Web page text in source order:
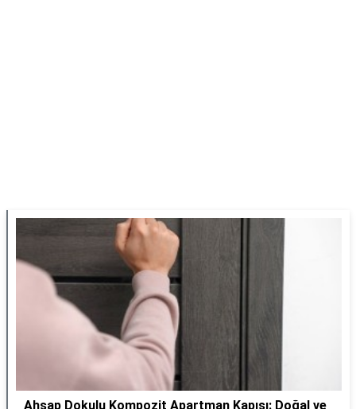
Ahşap Dokulu Kompozit Apartman Kapısı: Doğal ve